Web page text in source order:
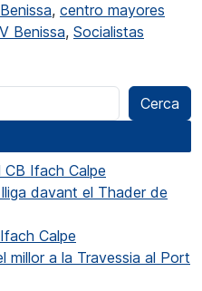
Benissa, centro mayores
Benissa, Socialistas
Cerca
Ifach Calpe
davant el Thader de
Calpe
millor a la Travessia al Port